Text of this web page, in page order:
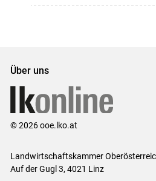
Über uns
© 2026 ooe.lko.at
Landwirtschaftskammer
Auf der Gugl 3, 4021 Linz